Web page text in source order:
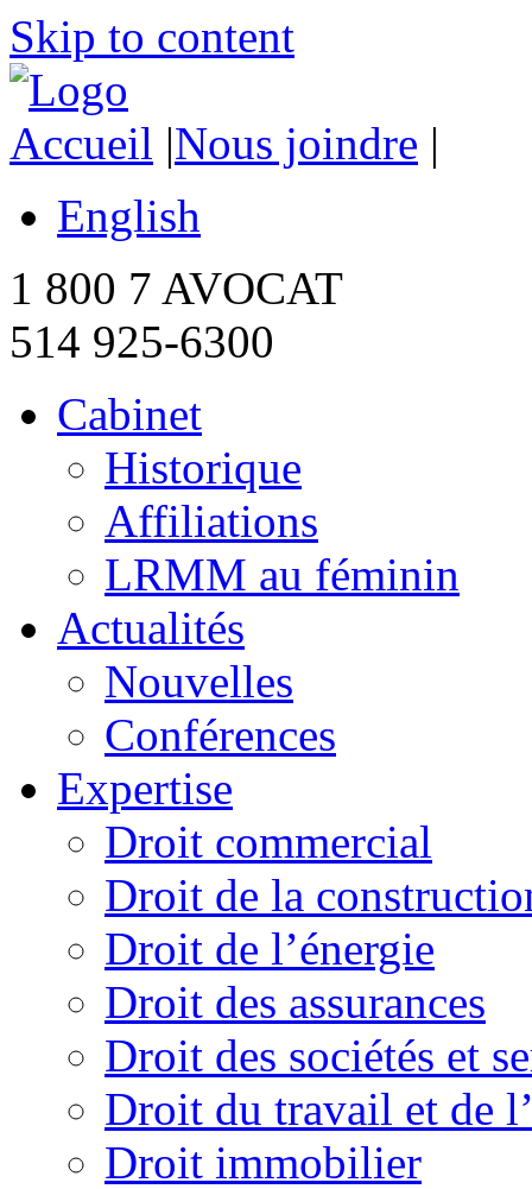
Skip to content
Accueil |Nous joindre |
English
1 800 7 AVOCAT
514 925-6300
Cabinet
Historique
Affiliations
LRMM au féminin
Actualités
Nouvelles
Conférences
Expertise
Droit commercial
Droit de la
Droit de l’énergie
Droit des assurances
Droit des sociétés et
Droit du travail et de
Droit immobilier